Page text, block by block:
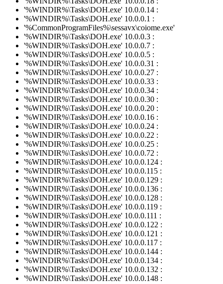
'%WINDIR%\Tasks\DOH.exe' 10.0.0.14 :
'%WINDIR%\Tasks\DOH.exe' 10.0.0.1 :
'%CommonProgramFiles%\sessavx\coiome.exe'
'%WINDIR%\Tasks\DOH.exe' 10.0.0.3 :
'%WINDIR%\Tasks\DOH.exe' 10.0.0.7 :
'%WINDIR%\Tasks\DOH.exe' 10.0.0.5 :
'%WINDIR%\Tasks\DOH.exe' 10.0.0.31 :
'%WINDIR%\Tasks\DOH.exe' 10.0.0.27 :
'%WINDIR%\Tasks\DOH.exe' 10.0.0.33 :
'%WINDIR%\Tasks\DOH.exe' 10.0.0.34 :
'%WINDIR%\Tasks\DOH.exe' 10.0.0.30 :
'%WINDIR%\Tasks\DOH.exe' 10.0.0.20 :
'%WINDIR%\Tasks\DOH.exe' 10.0.0.16 :
'%WINDIR%\Tasks\DOH.exe' 10.0.0.24 :
'%WINDIR%\Tasks\DOH.exe' 10.0.0.22 :
'%WINDIR%\Tasks\DOH.exe' 10.0.0.25 :
'%WINDIR%\Tasks\DOH.exe' 10.0.0.72 :
'%WINDIR%\Tasks\DOH.exe' 10.0.0.124 :
'%WINDIR%\Tasks\DOH.exe' 10.0.0.115 :
'%WINDIR%\Tasks\DOH.exe' 10.0.0.129 :
'%WINDIR%\Tasks\DOH.exe' 10.0.0.136 :
'%WINDIR%\Tasks\DOH.exe' 10.0.0.128 :
'%WINDIR%\Tasks\DOH.exe' 10.0.0.119 :
'%WINDIR%\Tasks\DOH.exe' 10.0.0.111 :
'%WINDIR%\Tasks\DOH.exe' 10.0.0.122 :
'%WINDIR%\Tasks\DOH.exe' 10.0.0.121 :
'%WINDIR%\Tasks\DOH.exe' 10.0.0.117 :
'%WINDIR%\Tasks\DOH.exe' 10.0.0.144 :
'%WINDIR%\Tasks\DOH.exe' 10.0.0.134 :
'%WINDIR%\Tasks\DOH.exe' 10.0.0.132 :
'%WINDIR%\Tasks\DOH.exe' 10.0.0.148 :